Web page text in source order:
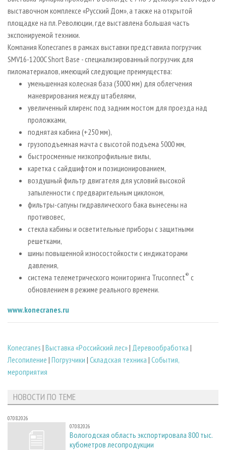
выставочном комплексе «Русский Дом», а также на открытой
площадке на пл. Революции, где выставлена большая часть
экспонируемой техники.
Компания Konecranes в рамках выставки представила погрузчик
SMV16-1200C Short Base - специализированный погрузчик для
пиломатериалов, имеющий следующие преимущества:
уменьшенная колесная база (3000 мм) для облегчения
маневрирования между штабелями,
увеличенный клиренс под задним мостом для проезда над
проложками,
поднятая кабина (+250 мм),
грузоподъемная мачта с высотой подъема 5000 мм,
быстросменные низкопрофильные вилы,
каретка с сайдшифтом и позиционированием,
воздушный фильтр двигателя для условий высокой
запыленности с предварительным циклоном,
фильтры-сапуны гидравлического бака вынесены на
противовес,
стекла кабины и осветительные приборы с защитными
решетками,
шины повышенной износостойкости с индикаторами
давления,
система телеметрического мониторинга Truconnect® с
обновлением в режиме реального времени.
www.konecranes.ru
Konecranes | Выставка «Российский лес»| Деревообработка |
Лесопиление | Погрузчики | Складская техника | События,
мероприятия
НОВОСТИ ПО ТЕМЕ
07.08.2026
07.08.2026
Вологодская область экспортировала 800 тыс.
кубометров лесопродукции